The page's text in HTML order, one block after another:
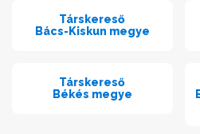
Társkereső
Bács-Kiskun megye
Társkereső
Békés megye